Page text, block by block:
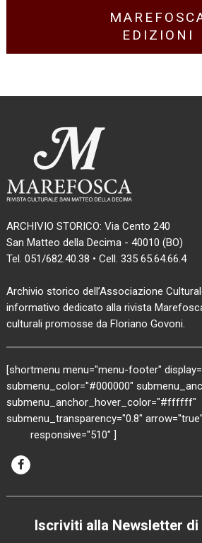
EDIZIONI
ARCHIVIO STORICO: Via Cento 240
San Matteo della Decima - 40010 (BO)
Tel. 051/682.40.38 • Cell. 335 65.64.66.4
Archivio storico dell’Associazione
informativo dedicato alla rivista
culturali promosse da Floriano Govoni.
[shortmenu menu="menu-footer"
submenu_color="#000000"
submenu_anchor_hover_color="#ffffff"
submenu_transparency="0.8"
responsive="510" ]
Iscriviti alla Newsletter